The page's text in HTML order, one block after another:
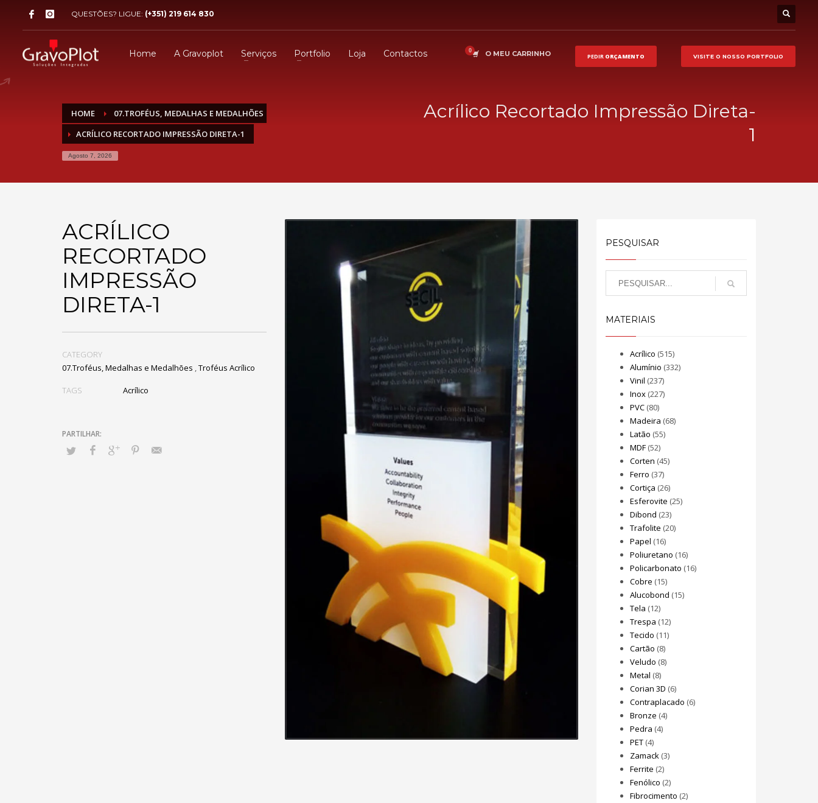
QUESTÕES? LIGUE: (+351) 219 614 830
Home A Gravoplot Serviços Portfolio Loja Contactos O MEU CARRINHO PEDIR ORÇAMENTO VISITE O NOSSO PORTFOLIO
HOME
07.TROFÉUS, MEDALHAS E MEDALHÕES
ACRÍLICO RECORTADO IMPRESSÃO DIRETA-1
Agosto 7, 2026
Acrílico Recortado Impressão Direta-
1
ACRÍLICO
RECORTADO
IMPRESSÃO
DIRETA-1
CATEGORY
07.Troféus, Medalhas e Medalhões ,Troféus Acrílico
TAGS Acrílico
PESQUISAR
MATERIAIS
Acrílico (515)
Alumínio (332)
Vinil (237)
Inox(227)
PVC(80)
Madeira (68)
Latão (55)
MDF(52)
Corten (45)
Ferro (37)
Cortiça (26)
Esferovite (25)
Dibond (23)
Trafolite (20)
Papel (16)
Poliuretano (16)
Policarbonato (16)
Cobre (15)
Alucobond (15)
Tela (12)
Trespa (12)
Tecido (11)
Cartão (8)
Veludo (8)
Metal (8)
Corian 3D (6)
Contraplacado (6)
Bronze (4)
Pedra (4)
PET(4)
Zamack(3)
Ferrite (2)
Fenólico (2)
Fibrocimento (2)